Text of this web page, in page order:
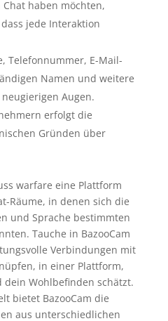
haben möchten,
jede Interaktion
Telefonnummer, E-Mail-
Namen und weitere
Augen.
erfolgt die
Gründen über
warfare eine Plattform
Räume, in denen sich die
und Sprache bestimmten
Tauche in BazooCam
Verbindungen mit
in einer Plattform,
Wohlbefinden schätzt.
bietet BazooCam die
aus unterschiedlichen